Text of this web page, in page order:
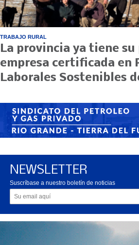
TRABAJO RURAL
La provincia ya tiene
empresa certificada en
Laborales Sostenibles
NEWSLETTER
Suscríbase a nuestro boletín de noticias